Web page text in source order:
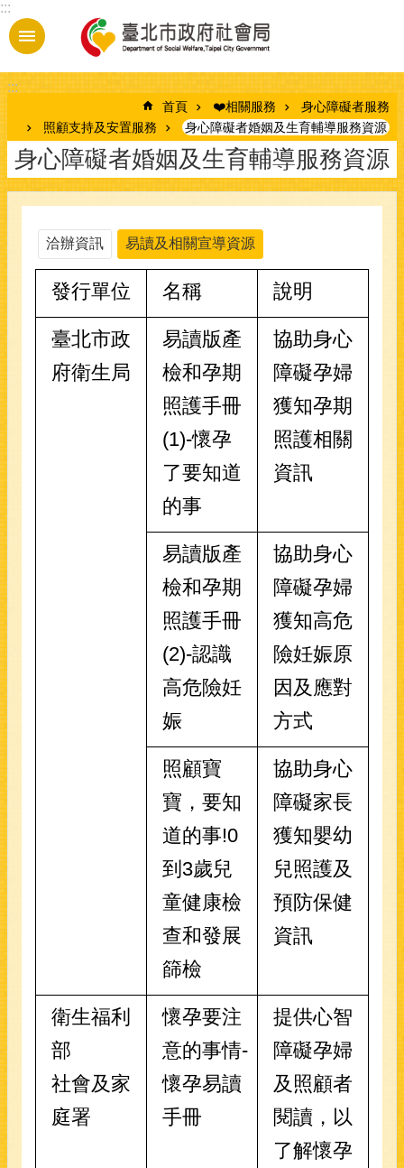
跳到主要內容區塊
:::
:::
首頁 ❤️相關服務
身心障礙者服務
照顧支持及安置服務
身心障礙者婚姻及生育輔導服務資源
身心障礙者婚姻及生育輔導服務資源
洽辦資訊 易讀及相關宣導資源
發行單位 名稱 說明
臺北市政
府衛生局
易讀版產
檢和孕期
照護手冊
(1)-懷孕
了要知道
的事
協助身心
障礙孕婦
獲知孕期
照護相關
資訊
易讀版產
檢和孕期
照護手冊
(2)-認識
高危險妊
娠
協助身心
障礙孕婦
獲知高危
險妊娠原
因及應對
方式
照顧寶
寶，要知
道的事!0
到3歲兒
童健康檢
查和發展
篩檢
協助身心
障礙家長
獲知嬰幼
兒照護及
預防保健
資訊
衛生福利
部
社會及家
庭署
懷孕要注
意的事情-
懷孕易讀
手冊
提供心智
障礙孕婦
及照顧者
閱讀，以
了解懷孕